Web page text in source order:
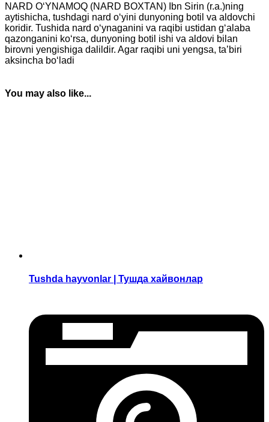
NARD O‘YNAMOQ (NARD BOXTAN) Ibn Sirin (r.a.)ning
aytishicha, tushdagi nard o‘yini dunyoning botil va aldovchi
koridir. Tushida nard o‘ynaganini va raqibi ustidan g‘alaba
qazonganini ko‘rsa, dunyoning botil ishi va aldovi bilan
birovni yengishiga dalildir. Agar raqibi uni yengsa, ta’biri
aksincha bo‘ladi
You may also like...
Tushda hayvonlar | Тушда хайвонлар